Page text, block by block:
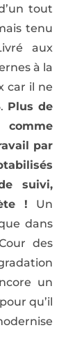
tout
tenu
aux
à la
car il ne
Plus de
comme
par
suivi,
! Un
dans
des
un
qu’il